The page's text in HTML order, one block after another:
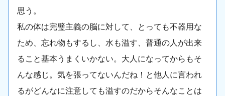
思う。
私の体は完璧主義の脳に対して、とっても不器用な
ため、忘れ物もするし、水も溢す、普通の人が出来
ること基本うまくいかない。大人になってからもそ
んな感じ。気を張ってないんだね！と他人に言われ
るがどんなに注意しても溢すのだからそんなことは